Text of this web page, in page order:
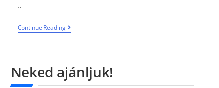
…
Continue Reading
Neked ajánljuk!